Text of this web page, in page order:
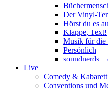
Der Vinyl-
Hörst du es
Klappe, Text!
Musik für die
Persönlich
soundnerds
Live
Comedy & Kabarett
Conventions und